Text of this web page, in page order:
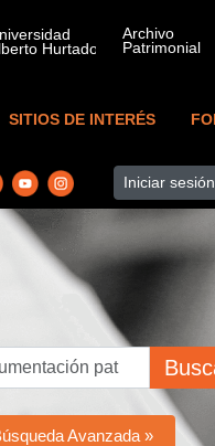
SITIOS DE INTERÉS
Iniciar sesión
Avanzada »